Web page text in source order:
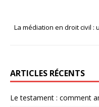
La médiation en droit civil
ARTICLES RÉCENTS
Le testament : comment